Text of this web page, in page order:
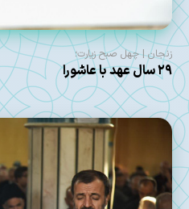
زنجان | چهل صبح زیارت؛
۲۹ سال عهد با عاشورا